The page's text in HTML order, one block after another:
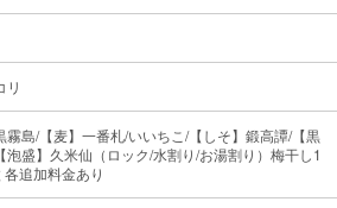
リ
霧島/【麦】一番札/いいちこ/【しそ】鍛高譚/【黒
泡盛】久米仙（ロック/水割り/お湯割り）梅干し1
追加料金あり